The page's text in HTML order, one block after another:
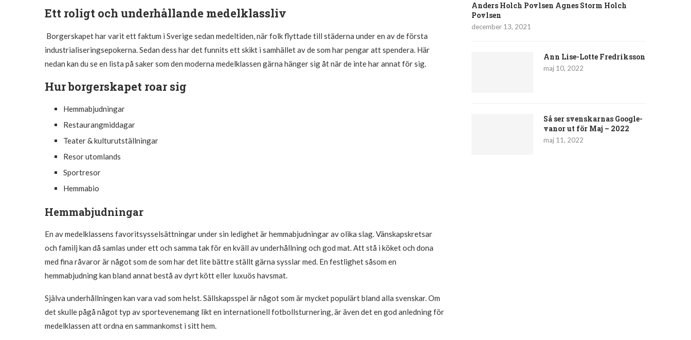
Ett roligt och underhållande medelklassliv
Borgerskapet har varit ett faktum i Sverige sedan medeltiden, när folk flyttade till städerna under en av de första
industrialiseringsepokerna. Sedan dess har det funnits ett skikt i samhället av de som har pengar att spendera. Här
nedan kan du se en lista på saker som den moderna medelklassen gärna hänger sig åt när de inte har annat för sig.
Hur borgerskapet roar sig
Hemmabjudningar
Restaurangmiddagar
Teater & kulturutställningar
Resor utomlands
Sportresor
Hemmabio
Hemmabjudningar
En av medelklassens favoritsysselsättningar under sin ledighet är hemmabjudningar av olika slag. Vänskapskretsar
och familj kan då samlas under ett och samma tak för en kväll av underhållning och god mat. Att stå i köket och dona
med fina råvaror är något som de som har det lite bättre ställt gärna sysslar med. En festlighet såsom en
hemmabjudning kan bland annat bestå av dyrt kött eller luxuös havsmat.
Själva underhållningen kan vara vad som helst. Sällskapsspel är något som är mycket populärt bland alla svenskar. Om
det skulle pågå något typ av sportevenemang likt en internationell fotbollsturnering, är även det en god anledning för
medelklassen att ordna en sammankomst i sitt hem.
Anders Holch Povlsen Agnes Storm Holch
Povlsen
december 13, 2021
Ann Lise-Lotte Fredriksson
maj 10, 2022
Så ser svenskarnas Google-
vanor ut för Maj – 2022
maj 11, 2022